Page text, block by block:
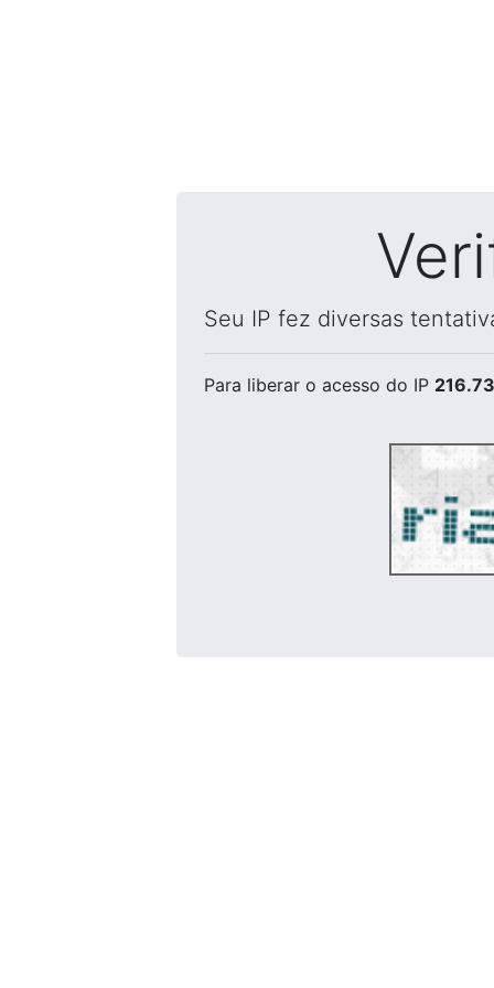
Seu IP fez diversas
Para liberar o acesso do IP